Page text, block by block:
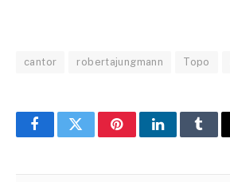
cantor robertajungmann Topo
FacebookTwitterPinterestLinkedIn